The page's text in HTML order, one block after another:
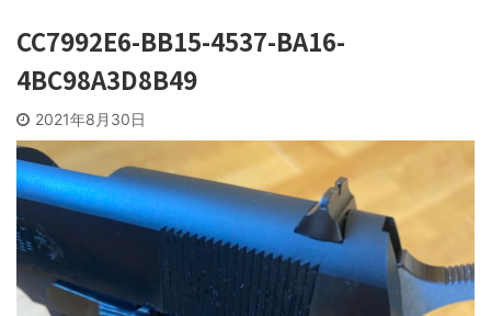
CC7992E6-BB15-4537-BA16-
4BC98A3D8B49
2021年8月30日